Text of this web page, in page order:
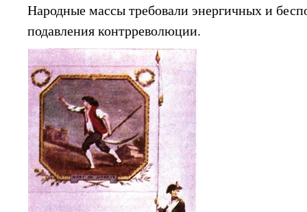
Народные массы требовали энергичных и
подавления контрреволюции.